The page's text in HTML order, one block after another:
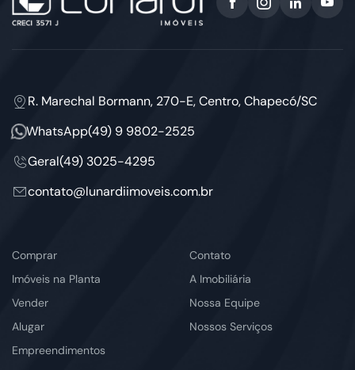
R. Marechal Bormann, 270-E, Centro, Chapecó/SC
WhatsApp(49) 9 9802-2525
Geral(49) 3025-4295
contato@lunardiimoveis.com.br
Comprar
Imóveis na Planta
Vender
Alugar
Empreendimentos
Contato
A Imobiliária
Nossa Equipe
Nossos Serviços